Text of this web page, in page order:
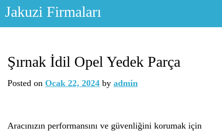
Skip
Jakuzi Firmaları
Şırnak İdil Opel Yedek Parça
Posted on Ocak 22, 2024 by admin
Aracınızın performansını ve güvenliğini korumak için